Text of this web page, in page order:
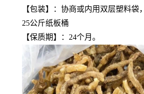
【包装】：协商或内用双层塑料袋
25公斤纸板桶
【保质期】：24个月。